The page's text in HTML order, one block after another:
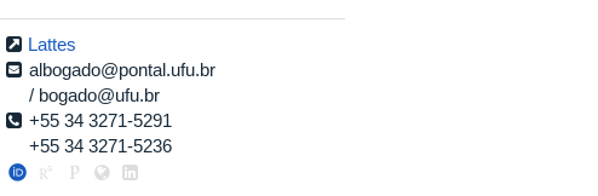
Lattes
albogado@pontal.ufu.br
bogado@ufu.br
+55 34 3271-5291
+55 34 3271-5236